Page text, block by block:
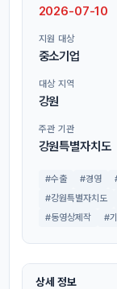
2026-07-10
지원 대상
중소기업
대상 지역
강원
주관 기관
강원특별자치도
#수출 #경영
#강원특별자치도
#동영상제작
#
상세 정보